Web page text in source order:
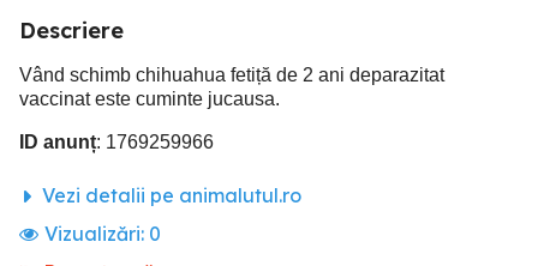
Descriere
Vând schimb chihuahua fetiță de 2 ani deparazitat
vaccinat este cuminte jucausa.
ID anunț: 1769259966
Vezi detalii pe animalutul.ro
Vizualizări: 0